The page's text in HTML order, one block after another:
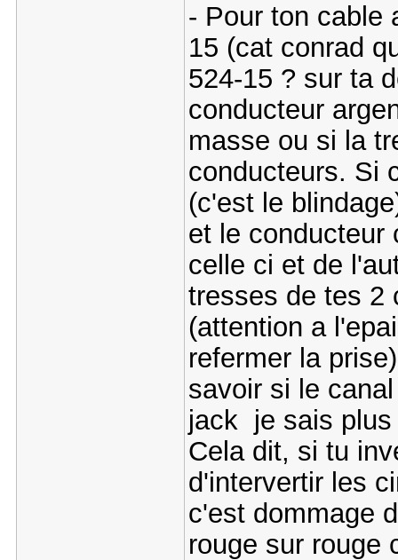
- Pour ton cable
15 (cat conrad
524-15 ? sur ta
conducteur
masse ou si la
conducteurs. Si
(c'est le
et le conducteur
celle ci et de
tresses de tes 2
(attention a
refermer la
savoir si le
jack je sais plus
Cela dit, si tu
d'intervertir les
c'est dommage
rouge sur rouge